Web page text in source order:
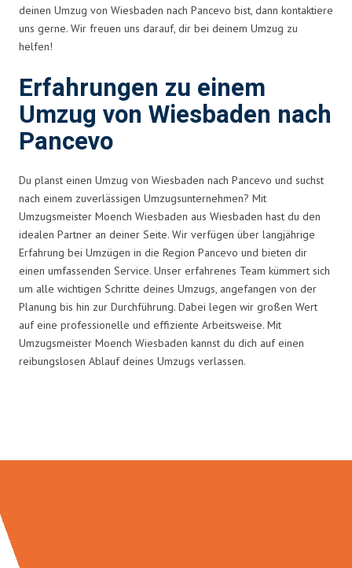
deinen Umzug von Wiesbaden nach Pancevo bist, dann kontaktiere
uns gerne. Wir freuen uns darauf, dir bei deinem Umzug zu
helfen!
Erfahrungen zu einem
Umzug von Wiesbaden nach
Pancevo
Du planst einen Umzug von Wiesbaden nach Pancevo und suchst
nach einem zuverlässigen Umzugsunternehmen? Mit
Umzugsmeister Moench Wiesbaden aus Wiesbaden hast du den
idealen Partner an deiner Seite. Wir verfügen über langjährige
Erfahrung bei Umzügen in die Region Pancevo und bieten dir
einen umfassenden Service. Unser erfahrenes Team kümmert sich
um alle wichtigen Schritte deines Umzugs, angefangen von der
Planung bis hin zur Durchführung. Dabei legen wir großen Wert
auf eine professionelle und effiziente Arbeitsweise. Mit
Umzugsmeister Moench Wiesbaden kannst du dich auf einen
reibungslosen Ablauf deines Umzugs verlassen.